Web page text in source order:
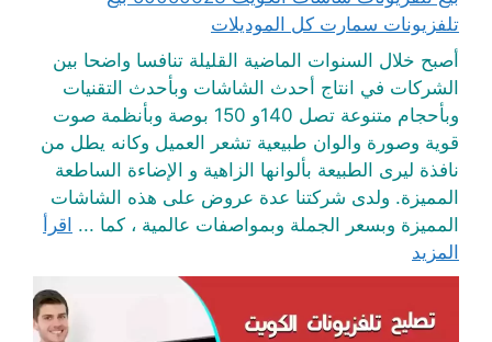
تلفزيونات سمارت كل الموديلات
أصبح خلال السنوات الماضية القليلة تنافسا واضحا بين
الشركات في انتاج أحدث الشاشات وبأحدث التقنيات
وبأحجام متنوعة تصل 140و 150 بوصة وبأنظمة صوت
قوية وصورة والوان طبيعية تشعر العميل وكانه يطل من
نافذة ليرى الطبيعة بألوانها الزاهية و الإضاءة الساطعة
المميزة. ولدى شركتنا عدة عروض على هذه الشاشات
المميزة وبسعر الجملة وبمواصفات عالمية ، كما ... اقرأ
المزيد